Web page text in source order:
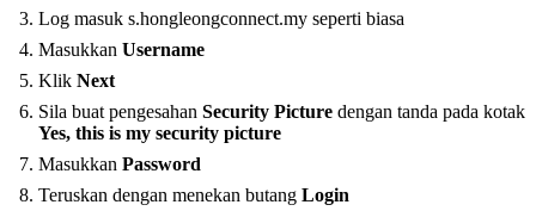
Log masuk s.hongleongconnect.my seperti biasa
Masukkan Username
Klik Next
Sila buat pengesahan Security Picture dengan tanda pada kotak
Yes, this is my security picture
Masukkan Password
Teruskan dengan menekan butang Login